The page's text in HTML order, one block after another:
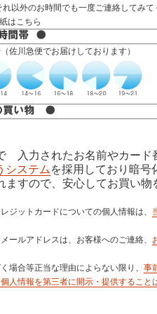
外のお時間でも一度ご連絡してみて
はこちら
佐川急便でお届けしております）
入力されたお名前やカード
システム を採用しており暗号
ますので、安心してお買い物
ジットカードについての個人情報は、
ールアドレスは、お客様へのご連絡、
場合等正当な理由によらない限り、 事
人情報を第三者に開示・提供すること